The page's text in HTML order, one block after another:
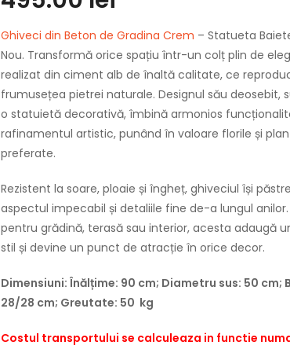
Ghiveci din Beton de Gradina Crem – Statueta
Nou. Transformă orice spațiu într-un colț plin de
realizat din ciment alb de înaltă calitate, ce
frumusețea pietrei naturale. Designul său deosebit,
o statuietă decorativă, îmbină armonios
rafinamentul artistic, punând în valoare florile și
preferate.
Rezistent la soare, ploaie și îngheț, ghiveciul își
aspectul impecabil și detaliile fine de-a lungul anilor.
pentru grădină, terasă sau interior, acesta adaugă
stil și devine un punct de atracție în orice decor.
Dimensiuni: Înălțime: 90 cm; Diametru sus: 50 cm;
28/28 cm; Greutate: 50 kg
Costul transportului se calculeaza in functie